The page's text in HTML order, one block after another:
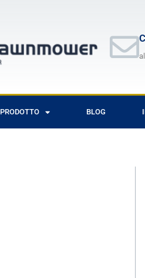
PRODOTTO BLOG